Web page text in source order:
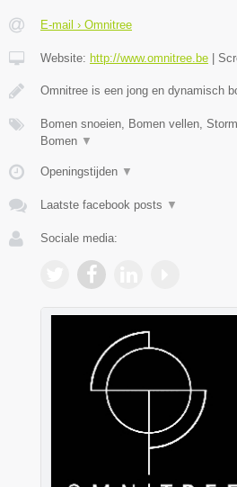
E-mail › Omnitree
Website: http://www.omnitree.be
Omnitree is een jong en dynamisch
Bomen snoeien, Bomen vellen,
Bomen ▼
Openingstijden ▼
Laatste facebook posts ▼
Sociale media: